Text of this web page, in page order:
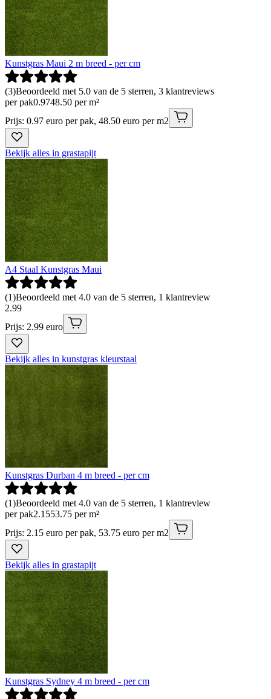
Kunstgras Maui 2 m breed - per cm
(3)Beoordeeld met 5.0 van de 5 sterren, 3 klantreviews
per pak0.9748.50 per m²
Prijs: 0.97 euro per pak, 48.50 euro per m2
Bekijk alles in grastapijt
A4 Staal Kunstgras Maui
(1)Beoordeeld met 4.0 van de 5 sterren, 1 klantreview
2.99
Prijs: 2.99 euro
Bekijk alles in kunstgras kleurstaal
Kunstgras Durban 4 m breed - per cm
(1)Beoordeeld met 4.0 van de 5 sterren, 1 klantreview
per pak2.1553.75 per m²
Prijs: 2.15 euro per pak, 53.75 euro per m2
Bekijk alles in grastapijt
Kunstgras Sydney 4 m breed - per cm